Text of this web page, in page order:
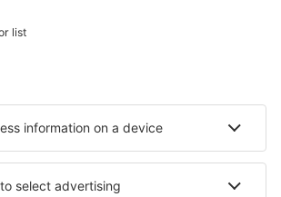
Unterkunft in Flachau
- Städte
Unterkunft in Cross River